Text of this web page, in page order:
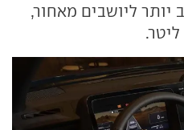
יותר ליושבים מאחור,